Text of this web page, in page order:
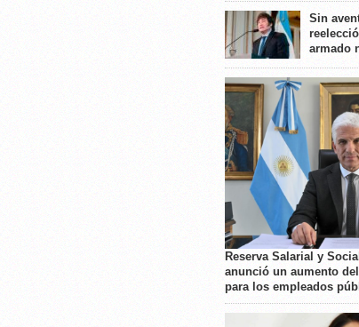
Sin
armado
Reserva Salarial y
anunció un aumento
para los empleados